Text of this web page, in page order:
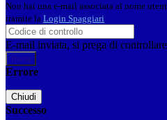
Non hai una e-mail associata al nome
tramite la Login Spaggiari
E-mail inviata, si prega di
Errore
Chiudi
Successo